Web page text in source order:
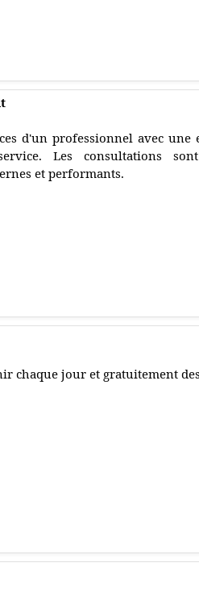
d'un professionnel avec
Les consultations
et performants.
chaque jour et gratuitement